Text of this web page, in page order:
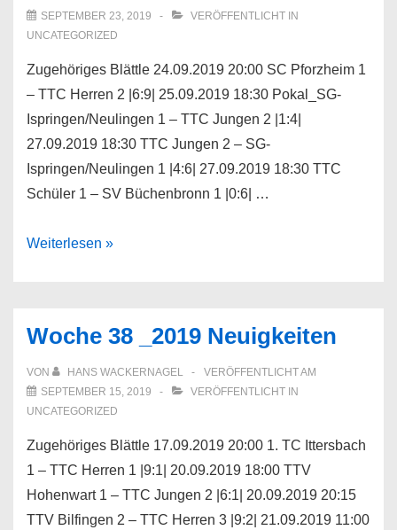
SEPTEMBER 23, 2019
VERÖFFENTLICHT IN
UNCATEGORIZED
Zugehöriges Blättle 24.09.2019 20:00 SC Pforzheim 1
– TTC Herren 2 |6:9| 25.09.2019 18:30 Pokal_SG-
Ispringen/Neulingen 1 – TTC Jungen 2 |1:4|
27.09.2019 18:30 TTC Jungen 2 – SG-
Ispringen/Neulingen 1 |4:6| 27.09.2019 18:30 TTC
Schüler 1 – SV Büchenbronn 1 |0:6| …
Woche
Weiterlesen »
Woche 38 _2019 Neuigkeiten
VON HANS WACKERNAGEL
VERÖFFENTLICHT AM
SEPTEMBER 15, 2019
VERÖFFENTLICHT IN
UNCATEGORIZED
Zugehöriges Blättle 17.09.2019 20:00 1. TC Ittersbach
1 – TTC Herren 1 |9:1| 20.09.2019 18:00 TTV
Hohenwart 1 – TTC Jungen 2 |6:1| 20.09.2019 20:15
TTV Bilfingen 2 – TTC Herren 3 |9:2| 21.09.2019 11:00